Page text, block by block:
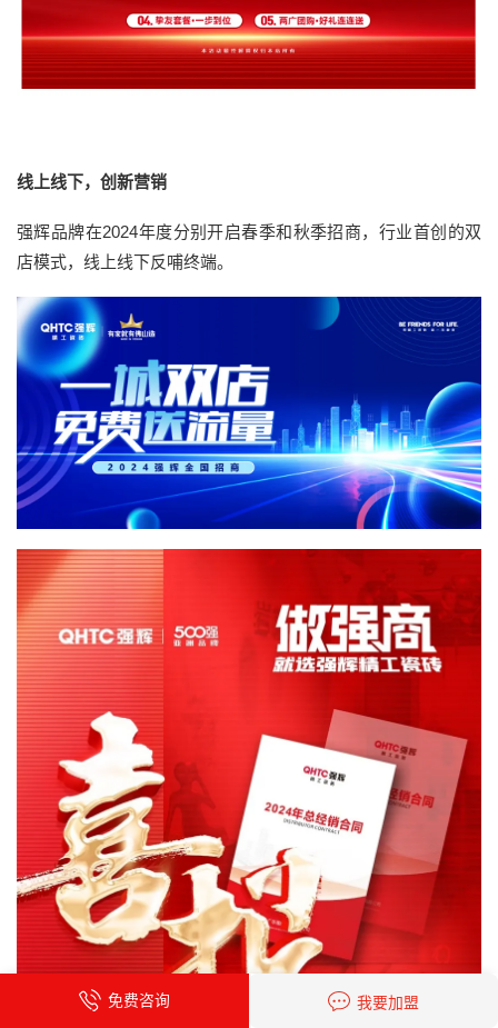
线上线下，创新营销
强辉品牌在2024年度分别开启春季和秋季招商，行业首创的双
店模式，线上线下反哺终端。
免费咨询 我要加盟